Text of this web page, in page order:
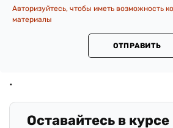
Авторизуйтесь, чтобы иметь возможность
материалы
ОТПРАВИТЬ
Оставайтесь в